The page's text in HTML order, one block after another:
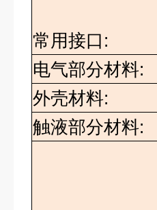
常用接口:
电气部分材料:
外壳材料:
触液部分材料: